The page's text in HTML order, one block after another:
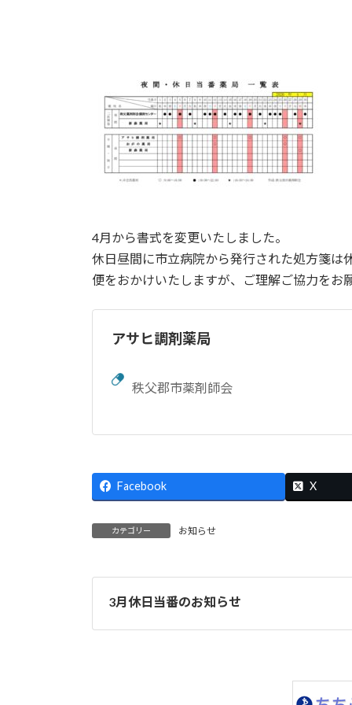
4月から書式を変更いたしました。
休日昼間に市立病院から発行された処方箋は
便をおかけいたしますが、ご理解ご協力をお
アサヒ調剤薬局
秩父郡市薬剤師会
Facebook X
カテゴリー お知らせ
3月休日当番のお知らせ